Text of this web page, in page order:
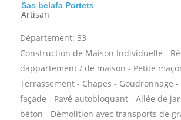
Sas belafa Portets
Artisan
Département: 33
Construction de Maison Individuelle -
dappartement / de maison - Petite
Terrassement - Chapes - Goudronnage
façade - Pavé autobloquant - Allée de
béton - Démolition avec transports de